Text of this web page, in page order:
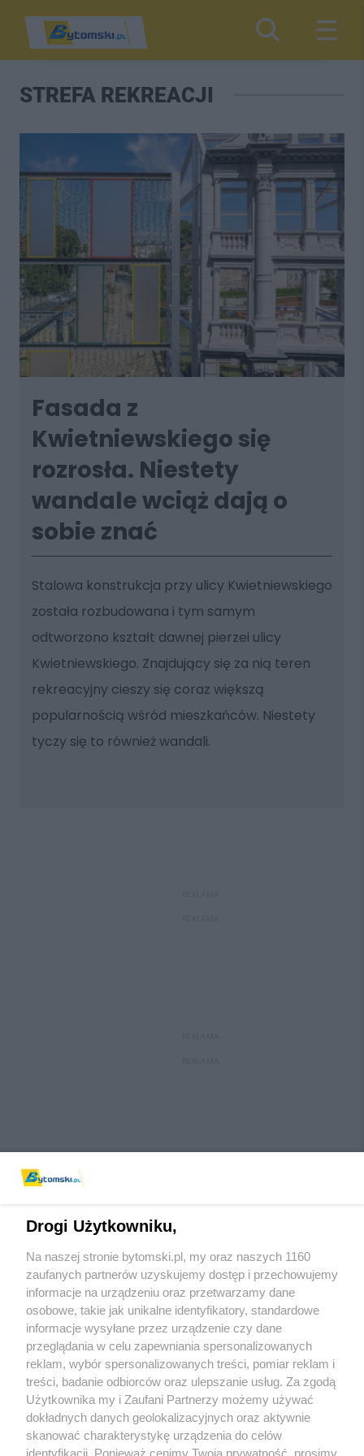
STREFA REKREACJI
Fasada z
Kwietniewskiego się
rozrosła. Niestety
wandale wciąż dają o
sobie znać
Stalowa konstrukcja przy ulicy Kwietniewskiego
została rozbudowana i tym samym
odtworzono kształt dawnej pierzei ulicy
Kwietniewskiego. Znajdujący się za nią teren
rekreacyjny cieszy się coraz większą
popularnością wśród mieszkańców. Niestety
tyczy się to również wandali.
Wydawca mediów lokalnych
Nie zapomnij
zapoznać się z:
polityką prywatności regulamin korzystania z portali
Twojemiasto
Piekary Śląskie
Chorzów
Skontaktuj sięz nami
Kontakt
Wydawca
Drogi Użytkowniku,
Na naszej stronie bytomski.pl, my oraz naszych 1160
zaufanych partnerów uzyskujemy dostęp i przechowujemy
informacje na urządzeniu oraz przetwarzamy dane
osobowe, takie jak unikalne identyfikatory, standardowe
informacje wysyłane przez urządzenie czy dane
przeglądania w celu zapewniania spersonalizowanych
reklam, wybór spersonalizowanych treści, pomiar reklam i
treści, badanie odbiorców oraz ulepszanie usług. Za zgodą
Użytkownika my i Zaufani Partnerzy możemy używać
dokładnych danych geolokalizacyjnych oraz aktywnie
skanować charakterystykę urządzenia do celów
identyfikacji. Ponieważ cenimy Twoją prywatność, prosimy